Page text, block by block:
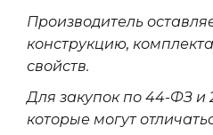
Производитель
конструкцию,
свойств.
Для закупок по 44-ФЗ и
которые могут